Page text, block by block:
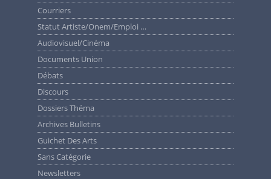
Courriers
Statut Artiste/Onem/Emploi …
Audiovisuel/cinéma
Documents Union
Débats
Discours
Dossiers Théma
Archives Bulletins
Guichet Des Arts
Sans Catégorie
Newsletters